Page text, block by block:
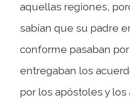
aquellas regiones,
sabían que su padre
conforme pasaban
entregaban los
por los apóstoles y